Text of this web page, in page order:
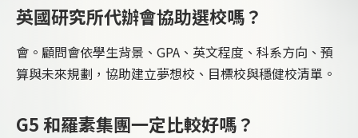
英國研究所代辦會協助選校嗎？
會。顧問會依學生背景、GPA、英文程度、科系方向、預
算與未來規劃，協助建立夢想校、目標校與穩健校清單。
G5 和羅素集團一定比較好嗎？